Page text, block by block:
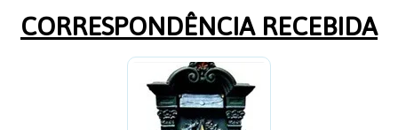
CORRESPONDÊNCIA RECEBIDA